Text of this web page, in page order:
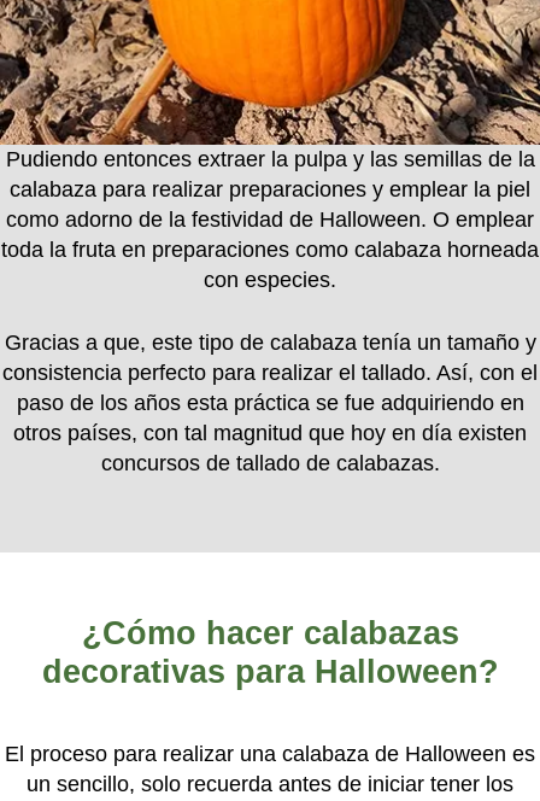
Pudiendo entonces extraer la pulpa y las semillas de la
calabaza para realizar preparaciones y emplear la piel
como adorno de la festividad de Halloween. O emplear
toda la fruta en preparaciones como calabaza horneada
con especies.
Gracias a que, este tipo de calabaza tenía un tamaño y
consistencia perfecto para realizar el tallado. Así, con el
paso de los años esta práctica se fue adquiriendo en
otros países, con tal magnitud que hoy en día existen
concursos de tallado de calabazas.
¿Cómo hacer calabazas
decorativas para Halloween?
El proceso para realizar una calabaza de Halloween es
un sencillo, solo recuerda antes de iniciar tener los